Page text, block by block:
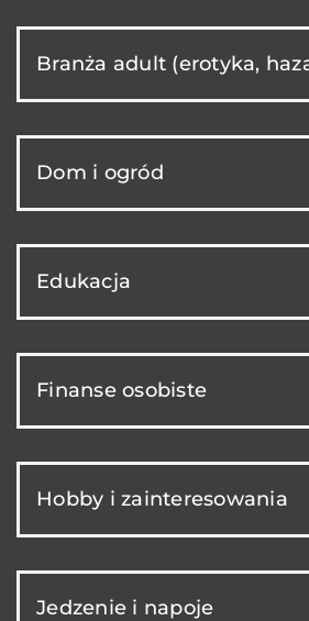
Branża adult (erotyka,
Dom i ogród
Edukacja
Finanse osobiste
Hobby i zainteresowania
Jedzenie i napoje